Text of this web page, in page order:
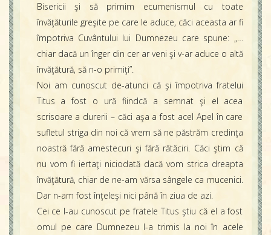
Bisericii şi să primim ecumenismul cu toate
învăţăturile greşite pe care le aduce, căci aceasta ar fi
împotriva Cuvântului lui Dumnezeu care spune: „…
chiar dacă un înger din cer ar veni şi v-ar aduce o altă
învăţătură, să n-o primiţi”.
Noi am cunoscut de-atunci că şi împotriva fratelui
Titus a fost o ură fiindcă a semnat şi el acea
scrisoare a durerii – căci aşa a fost acel Apel în care
sufletul striga din noi că vrem să ne păstrăm credinţa
noastră fără amestecuri şi fără rătăciri. Căci ştim că
nu vom fi iertaţi niciodată dacă vom strica dreapta
învăţătură, chiar de ne-am vărsa sângele ca mucenici.
Dar n-am fost înţeleşi nici până în ziua de azi.
Cei ce l-au cunoscut pe fratele Titus ştiu că el a fost
omul pe care Dumnezeu l-a trimis la noi în acele